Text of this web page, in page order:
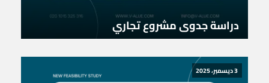
دراسة جدوى مشروع تجاري
3 ديسمبر، 2025